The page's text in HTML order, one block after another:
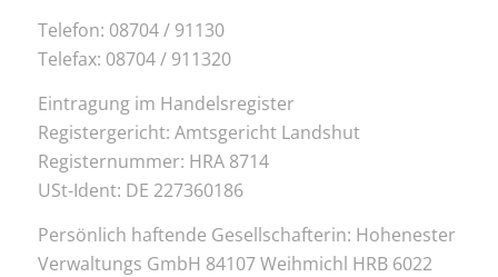
Telefon: 08704 / 91130
Telefax: 08704 / 911320
Eintragung im Handelsregister
Registergericht: Amtsgericht Landshut
Registernummer: HRA 8714
USt-Ident: DE 227360186
Persönlich haftende Gesellschafterin: Hohenester
Verwaltungs GmbH 84107 Weihmichl HRB 6022